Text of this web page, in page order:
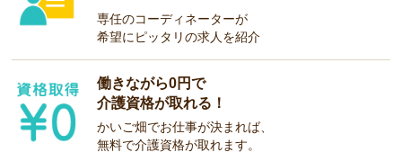
専任のコーディネーターが
希望にピッタリの求人を紹介
働きながら0円で
介護資格が取れる！
かいご畑でお仕事が決まれば、
無料で介護資格が取れます。